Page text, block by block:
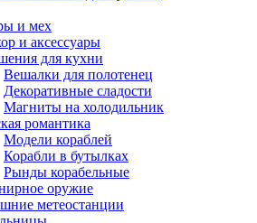
и мех
и аксессуары
для кухни
Вешалки для полотенец
Декоративные сладости
Магниты на холодильник
романтика
Модели кораблей
Корабли в бутылках
Рынды корабельные
оружие
метеостанции